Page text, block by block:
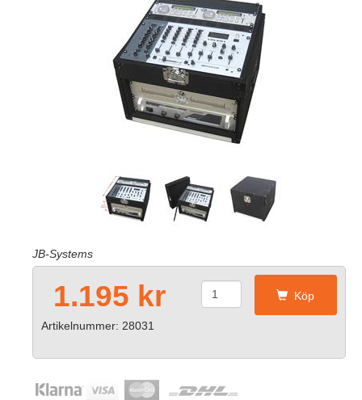
JB-Systems
1.195 kr Köp
Artikelnummer: 28031